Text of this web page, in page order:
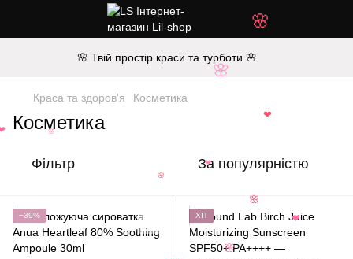
🌸 Твій простір краси та турботи 🌸
Краса та здоров'я Косметика
Косметика
Фільтр За популярністю
−39% ХІТ
❤
🌸
🌸
🌸
❤
🌸
🌸
🌸
❤